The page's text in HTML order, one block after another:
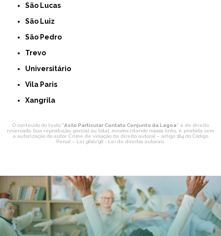
São Lucas
São Luiz
São Pedro
Trevo
Universitário
Vila Paris
Xangrila
O conteúdo do texto "Asilo Particular Contato Conjunto da Lagoa" é de direito
reservado. Sua reprodução, parcial ou total, mesmo citando nossos links, é proibida sem
a autorização do autor. Crime de violação de direito autoral – artigo 184 do Código
Penal – Lei 9610/98 - Lei de direitos autorais